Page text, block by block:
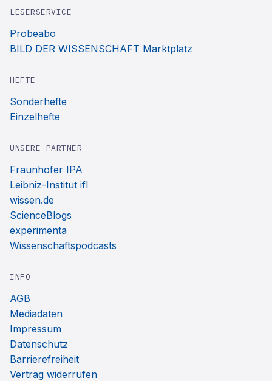
LESERSERVICE
Probeabo
BILD DER WISSENSCHAFT Marktplatz
HEFTE
Sonderhefte
Einzelhefte
UNSERE PARTNER
Fraunhofer IPA
Leibniz-Institut ifl
wissen.de
ScienceBlogs
experimenta
Wissenschaftspodcasts
INFO
AGB
Mediadaten
Impressum
Datenschutz
Barrierefreiheit
Vertrag widerrufen